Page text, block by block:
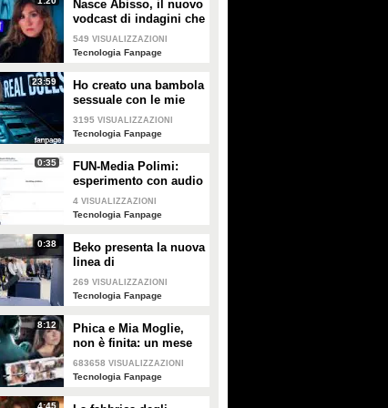
Nasce Abisso, il nuovo
vodcast di indagini che
si immerge negli spazi
più oscuri della rete
549 VISUALIZZAZIONI
Tecnologia Fanpage
23:59
Ho creato una bambola
sessuale con le mie
foto: infiltrata nel
mercato delle sex doll
3195 VISUALIZZAZIONI
Tecnologia Fanpage
0:35
FUN-Media Polimi:
esperimento con audio
4 VISUALIZZAZIONI
Tecnologia Fanpage
0:38
Beko presenta la nuova
linea di
elettrodomestici al
Salone del Mobile: la
scompare
269 VISUALIZZAZIONI
Tecnologia Fanpage
8:12
Phica e Mia Moglie,
non è finita: un mese
nel sito dove uomini
comuni pubblicano
683658 VISUALIZZAZIONI
Tecnologia Fanpage
4:45
PLAY
432682 • di Tecnologia Fanpage